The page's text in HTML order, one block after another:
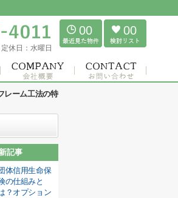
定休日： 水曜日
00 00
レーム工法の特
記事
体信用生命保
の仕組みと
？オプション